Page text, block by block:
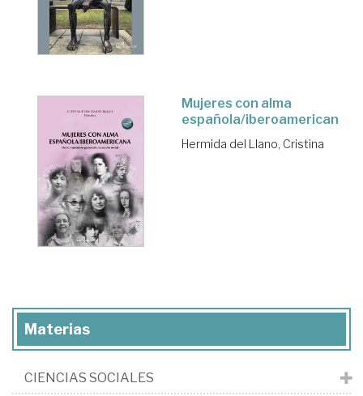
Mujeres con alma
española/iberoamericana
Hermida del Llano, Cristina
Materias
CIENCIAS SOCIALES